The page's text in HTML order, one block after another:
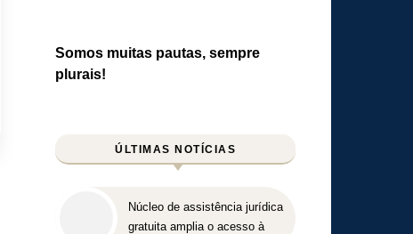
Somos muitas pautas, sempre
plurais!
ÚLTIMAS NOTÍCIAS
Núcleo de assistência jurídica
gratuita amplia o acesso à